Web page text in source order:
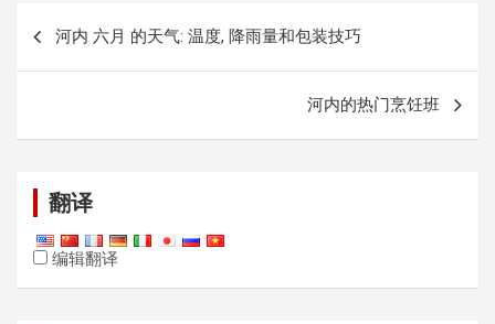
河内 六月 的天气: 温度, 降雨量和包装技巧
河内的热门烹饪班
翻译
编辑翻译